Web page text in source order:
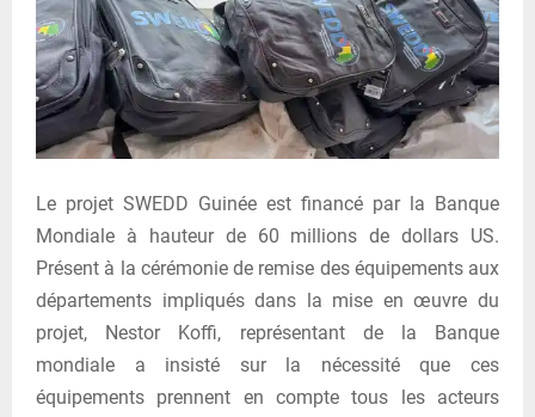
Le projet SWEDD Guinée est financé par la Banque
Mondiale à hauteur de 60 millions de dollars US.
Présent à la cérémonie de remise des équipements aux
départements impliqués dans la mise en œuvre du
projet, Nestor Koffi, représentant de la Banque
mondiale a insisté sur la nécessité que ces
équipements prennent en compte tous les acteurs